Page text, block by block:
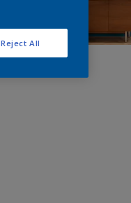
Reject All